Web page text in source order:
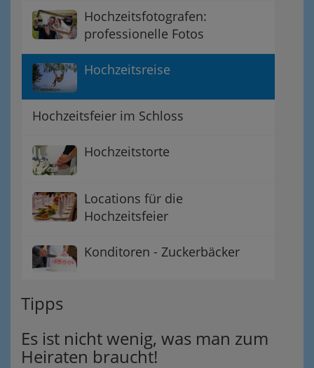
Hochzeitsfotografen:
professionelle Fotos
Hochzeitsreise
Hochzeitsfeier im Schloss
Hochzeitstorte
Locations für die
Hochzeitsfeier
Konditoren - Zuckerbäcker
Tipps
Es ist nicht wenig, was man zum
Heiraten braucht!